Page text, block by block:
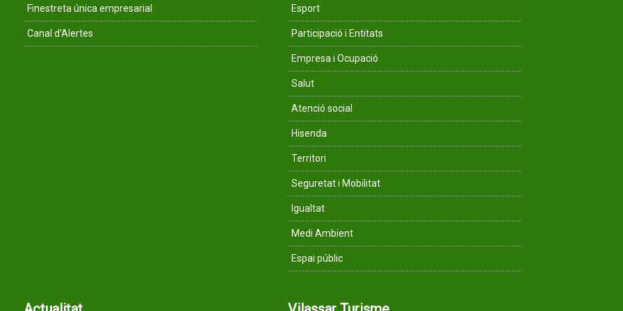
Finestreta única empresarial
Canal d'Alertes
Esport
Participació i Entitats
Empresa i Ocupació
Salut
Atenció social
Hisenda
Territori
Seguretat i Mobilitat
Igualtat
Medi Ambient
Espai públic